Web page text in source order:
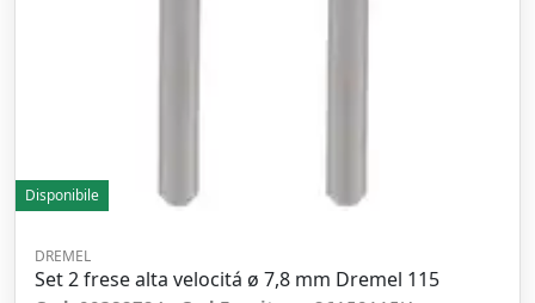
Disponibile
DREMEL
Set 2 frese alta velocitá ø 7,8 mm Dremel 115